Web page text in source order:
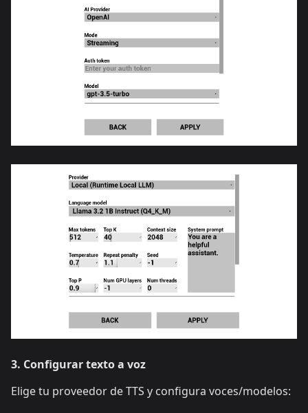
3. Configurar texto a voz
Elige tu proveedor de TTS y configura voces/modelos: